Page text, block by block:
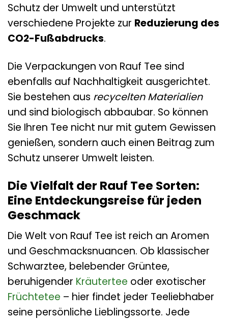
Schutz der Umwelt und unterstützt
verschiedene Projekte zur Reduzierung des
CO2-Fußabdrucks.
Die Verpackungen von Rauf Tee sind
ebenfalls auf Nachhaltigkeit ausgerichtet.
Sie bestehen aus recycelten Materialien
und sind biologisch abbaubar. So können
Sie Ihren Tee nicht nur mit gutem Gewissen
genießen, sondern auch einen Beitrag zum
Schutz unserer Umwelt leisten.
Die Vielfalt der Rauf Tee Sorten:
Eine Entdeckungsreise für jeden
Geschmack
Die Welt von Rauf Tee ist reich an Aromen
und Geschmacksnuancen. Ob klassischer
Schwarztee, belebender Grüntee,
beruhigender Kräutertee oder exotischer
Früchtetee – hier findet jeder Teeliebhaber
seine persönliche Lieblingssorte. Jede